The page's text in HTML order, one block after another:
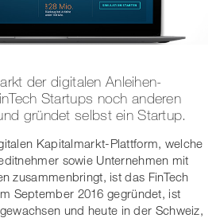
der digitalen Anleihen-
Startups noch anderen
gründet selbst ein Startup.
Kapitalmarkt-Plattform, welche
sowie Unternehmen mit
zusammenbringt, ist das FinTech
September 2016 gegründet, ist
und heute in der Schweiz,